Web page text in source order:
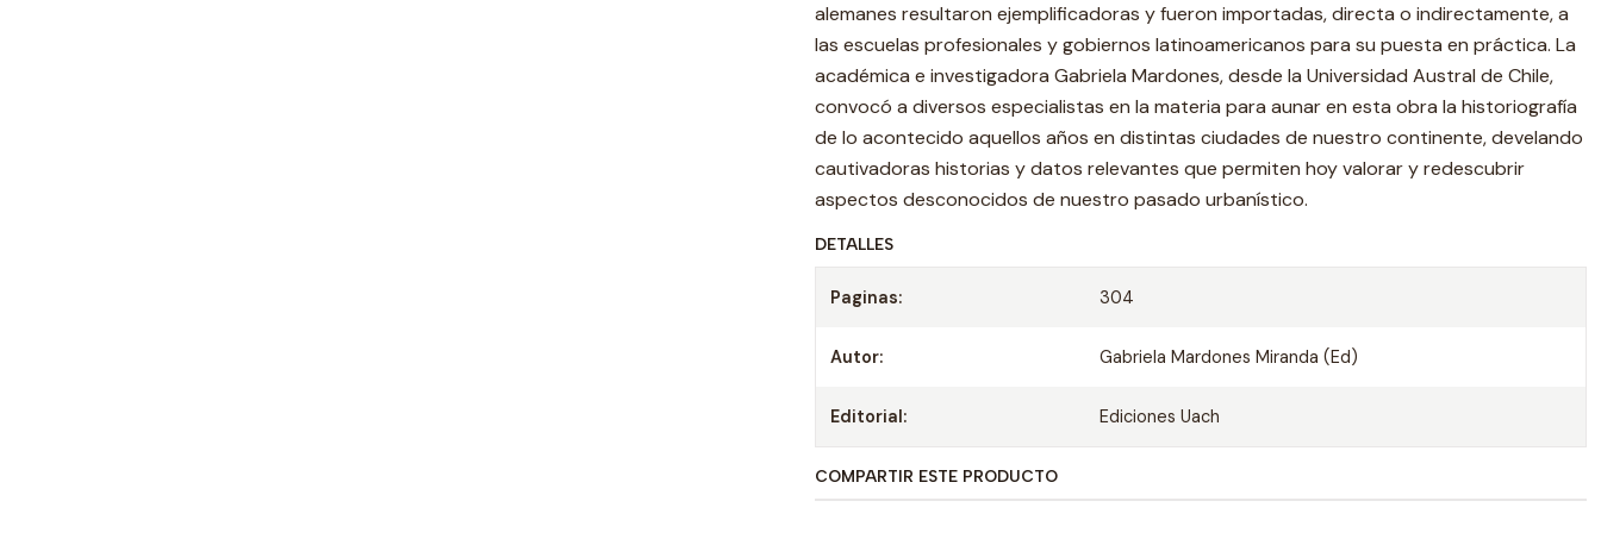
alemanes resultaron ejemplificadoras y fueron importadas, directa o indirectamente, a
las escuelas profesionales y gobiernos latinoamericanos para su puesta en práctica. La
académica e investigadora Gabriela Mardones, desde la Universidad Austral de Chile,
convocó a diversos especialistas en la materia para aunar en esta obra la historiografía
de lo acontecido aquellos años en distintas ciudades de nuestro continente, develando
cautivadoras historias y datos relevantes que permiten hoy valorar y redescubrir
aspectos desconocidos de nuestro pasado urbanístico.
DETALLES
Paginas: 304
Autor: Gabriela Mardones Miranda (Ed)
Editorial: Ediciones Uach
COMPARTIR ESTE PRODUCTO